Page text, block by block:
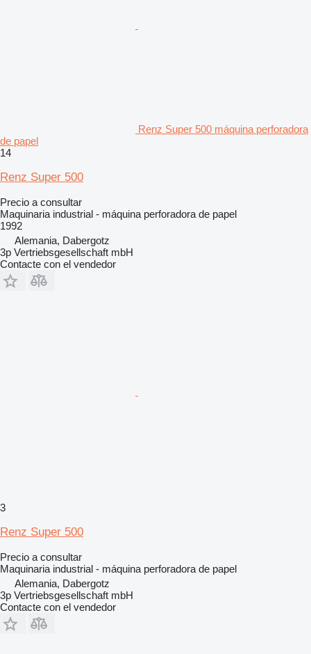
Renz Super 500 máquina perforadora
de papel
14
Renz Super 500
Precio a consultar
Maquinaria industrial - máquina perforadora de papel
1992
Alemania, Dabergotz
3p Vertriebsgesellschaft mbH
Contacte con el vendedor
3
Renz Super 500
Precio a consultar
Maquinaria industrial - máquina perforadora de papel
Alemania, Dabergotz
3p Vertriebsgesellschaft mbH
Contacte con el vendedor